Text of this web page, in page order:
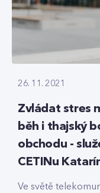
26. 11. 2021
Zvládat stres
běh i thajský
obchodu -
CETINu
Ve světě